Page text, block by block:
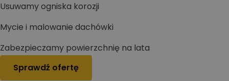
Usuwamy ogniska korozji
Mycie i malowanie dachówki
Zabezpieczamy powierzchnię na lata
Sprawdź ofertę